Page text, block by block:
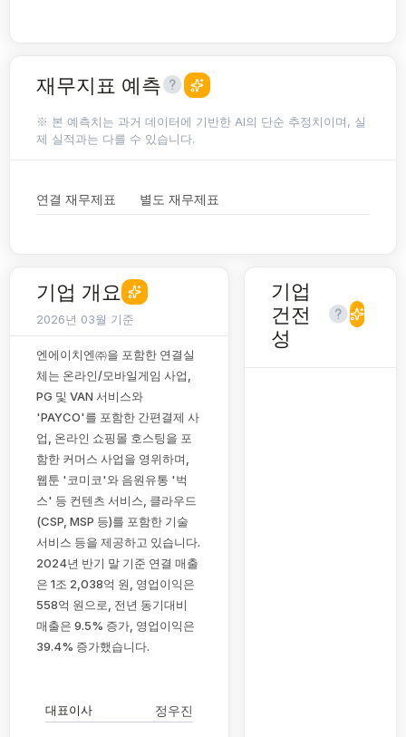
재무지표 예측
※ 본 예측치는 과거 데이터에 기반한 AI의 단순 추정치이며, 실
제 실적과는 다를 수 있습니다.
연결 재무제표 별도 재무제표
기업 개요
2026년 03월 기준
엔에이치엔㈜을 포함한 연결실
체는 온라인/모바일게임 사업,
PG 및 VAN 서비스와
'PAYCO'를 포함한 간편결제 사
업, 온라인 쇼핑몰 호스팅을 포
함한 커머스 사업을 영위하며,
웹툰 '코미코'와 음원유통 '벅
스' 등 컨텐츠 서비스, 클라우드
(CSP, MSP 등)를 포함한 기술
서비스 등을 제공하고 있습니다.
2024년 반기 말 기준 연결 매출
은 1조 2,038억 원, 영업이익은
558억 원으로, 전년 동기대비
매출은 9.5% 증가, 영업이익은
39.4% 증가했습니다.
대표이사 정우진
기업
건전
성